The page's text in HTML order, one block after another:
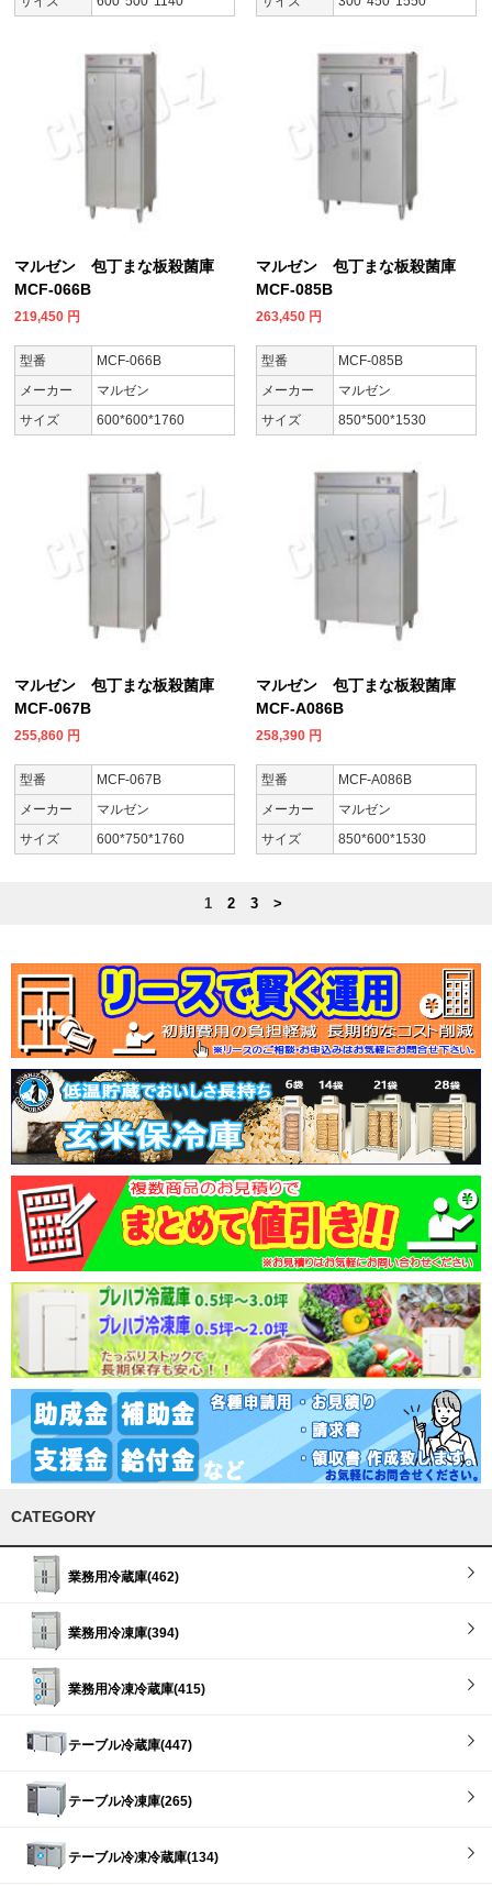
マルゼン 包丁まな板殺菌庫
MCF-066B
219,450 円
型番
MCF-066B
メーカー
マルゼン
サイズ
600*600*1760
マルゼン 包丁まな板殺菌庫
MCF-085B
263,450 円
型番
MCF-085B
メーカー
マルゼン
サイズ
850*500*1530
マルゼン 包丁まな板殺菌庫
MCF-067B
255,860 円
型番
MCF-067B
メーカー
マルゼン
サイズ
600*750*1760
マルゼン 包丁まな板殺菌庫
MCF-A086B
258,390 円
型番
MCF-A086B
メーカー
マルゼン
サイズ
850*600*1530
1 2 3 >
CATEGORY
業務用冷蔵庫(462)
業務用冷凍庫(394)
業務用冷凍冷蔵庫(415)
テーブル冷蔵庫(447)
テーブル冷凍庫(265)
テーブル冷凍冷蔵庫(134)